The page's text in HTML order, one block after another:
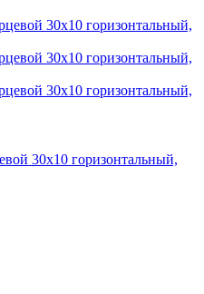
30х10 горизонтальный,